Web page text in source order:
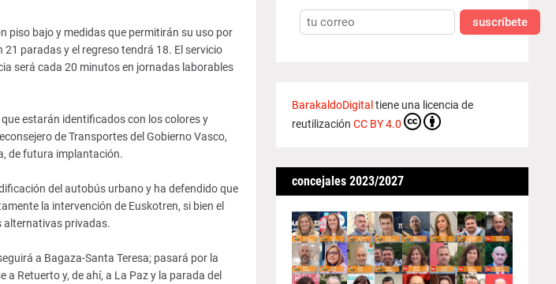
piso bajo y medidas que permitirán su uso por
paradas y el regreso tendrá 18. El servicio
será cada 20 minutos en jornadas laborables
estarán identificados con los colores y
de Transportes del Gobierno Vasco,
de futura implantación.
del autobús urbano y ha defendido que
la intervención de Euskotren, si bien el
alternativas privadas.
a Bagaza-Santa Teresa; pasará por la
Retuerto y, de ahí, a La Paz y la parada del
suscríbete
BarakaldoDigital tiene una licencia de
reutilización CC BY 4.0
concejales 2023/2027